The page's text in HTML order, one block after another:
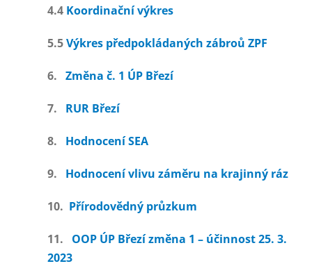
4.4 Koordinační výkres
5.5Výkres předpokládaných zábroů ZPF
6. Změna č. 1 ÚP Březí
7. RUR Březí
8. Hodnocení SEA
9. Hodnocení vlivu záměru na krajinný ráz
10. Přírodovědný průzkum
11. OOP ÚP Březí změna 1 – účinnost 25. 3.
2023